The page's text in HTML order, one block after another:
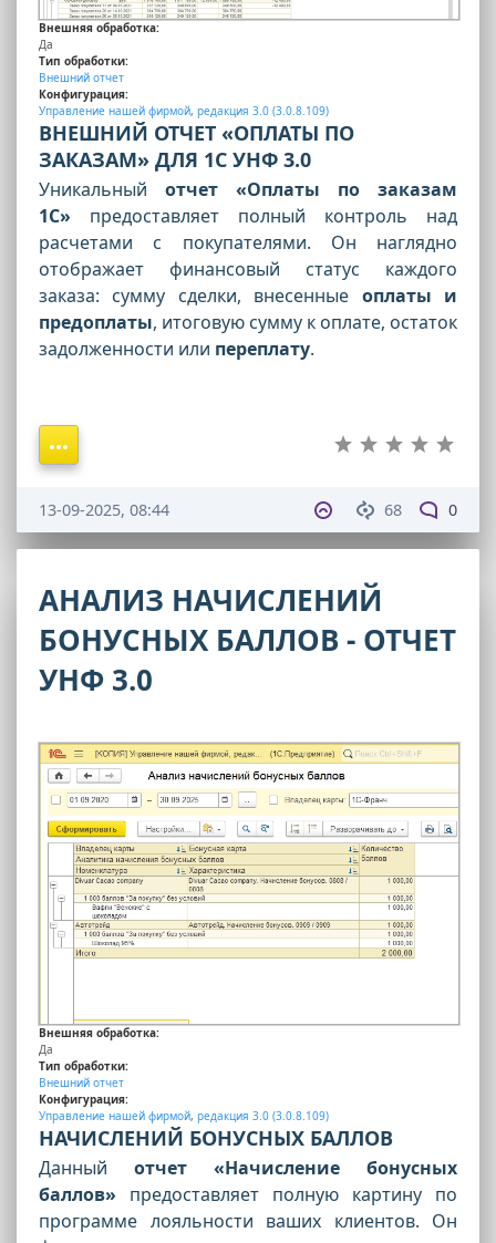
Внешняя обработка:
Да
Тип обработки:
Внешний отчет
Конфигурация:
Управление нашей фирмой, редакция 3.0 (3.0.8.109)
ВНЕШНИЙ ОТЧЕТ «ОПЛАТЫ ПО
ЗАКАЗАМ» ДЛЯ 1С УНФ 3.0
Уникальный отчет «Оплаты по заказам
1С» предоставляет полный контроль над
расчетами с покупателями. Он наглядно
отображает финансовый статус каждого
заказа: сумму сделки, внесенные оплаты и
предоплаты, итоговую сумму к оплате, остаток
задолженности или переплату.
68 0
13-09-2025, 08:44
АНАЛИЗ НАЧИСЛЕНИЙ
БОНУСНЫХ БАЛЛОВ - ОТЧЕТ
УНФ 3.0
Внешняя обработка:
Да
Тип обработки:
Внешний отчет
Конфигурация:
Управление нашей фирмой, редакция 3.0 (3.0.8.109)
НАЧИСЛЕНИЙ БОНУСНЫХ БАЛЛОВ
Данный отчет «Начисление бонусных
баллов» предоставляет полную картину по
программе лояльности ваших клиентов. Он